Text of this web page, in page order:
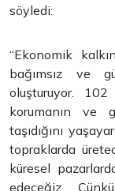
söyledi:
“Ekonomik
bağımsız ve
oluşturuyor.
korumanın ve
taşıdığını
topraklarda
küresel
edeceğiz.